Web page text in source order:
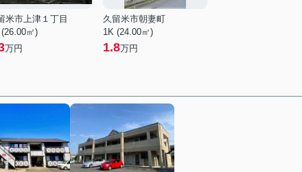
米市上津１丁目
㎡)
万円
久留米市朝妻町
1K (24.00㎡)
1.8万円